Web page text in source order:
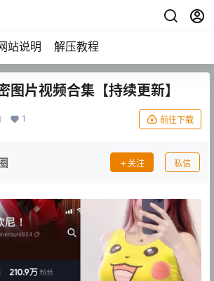
站说明 解压教程
片视频合集【持续更新】
1 前往下载
关注 私信